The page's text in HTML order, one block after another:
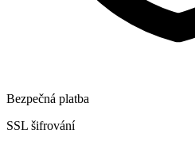
Bezpečná platba
SSL šifrování